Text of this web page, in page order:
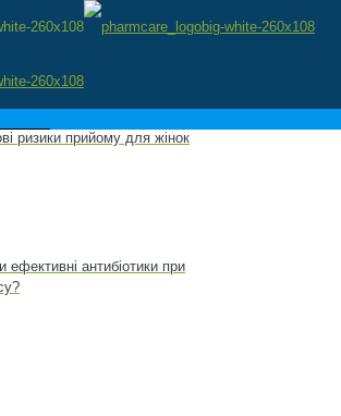
ризики прийому для жінок
ефективні антибіотики при